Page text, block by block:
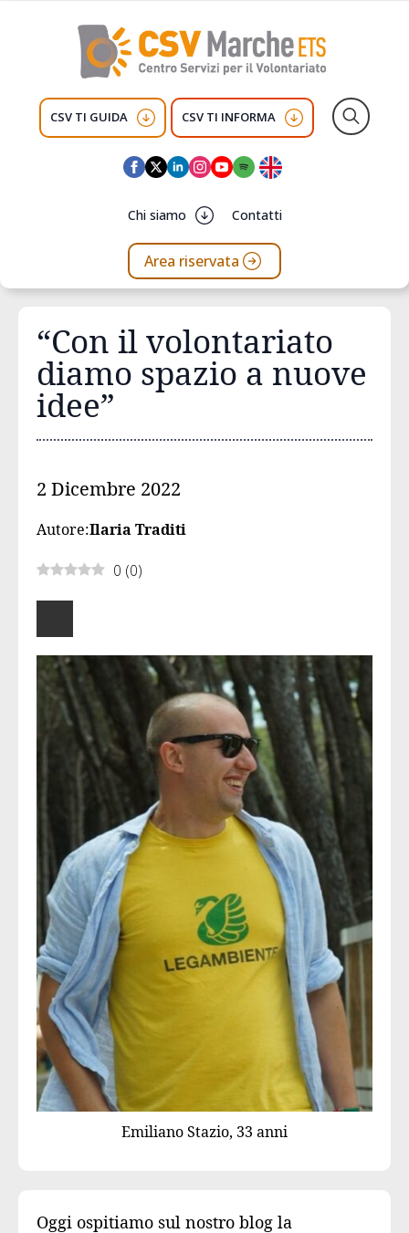
CSV TI GUIDA CSV TI INFORMA
Chi siamo Contatti
Area riservata
“Con il volontariato
diamo spazio a nuove
idee”
2 Dicembre 2022
Autore:Ilaria Traditi
0 (0)
Emiliano Stazio, 33 anni
Oggi ospitiamo sul nostro blog la